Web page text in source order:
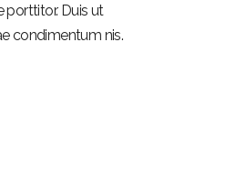
porttitor. Duis ut
condimentum nis.